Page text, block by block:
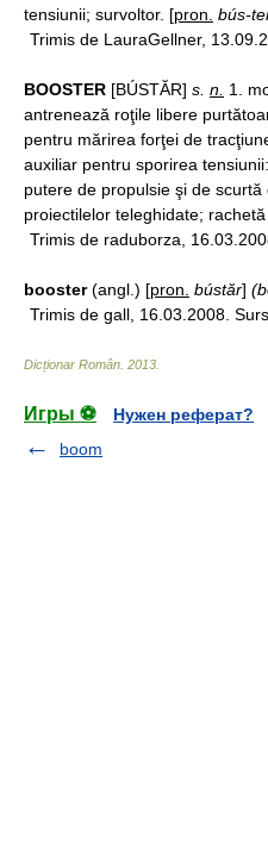
tensiunii; survoltor. [pron. bús-
Trimis de LauraGellner,
BOOSTER [BÚSTĂR] s. n. 1.
antrenează roţile libere
pentru mărirea forţei de
auxiliar pentru sporirea
putere de propulsie şi de
proiectilelor teleghidate;
Trimis de raduborza,
booster(angl.) [pron. bústăr]
Trimis de gall, 16.03.2008.
Dicționar Român 2013
Игры ⚽
Нужен реферат?
boom